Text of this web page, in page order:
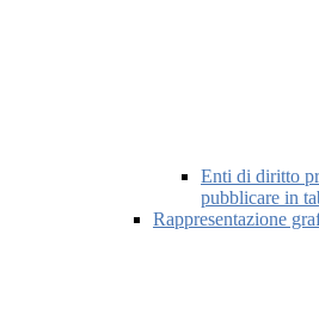
Enti di diritto
pubblicare in
Rappresentazione